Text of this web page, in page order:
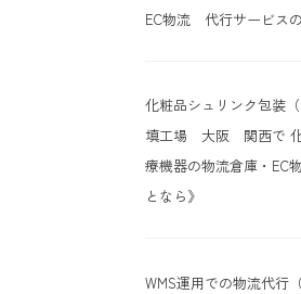
EC物流 代行サービス
化粧品シュリンク包装
填工場 大阪 関西で 化
療機器の物流倉庫・EC
となら》
WMS運用での物流代